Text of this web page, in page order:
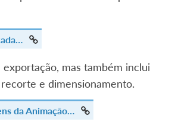
exportação, mas também inclui
e dimensionamento.
da Animação…